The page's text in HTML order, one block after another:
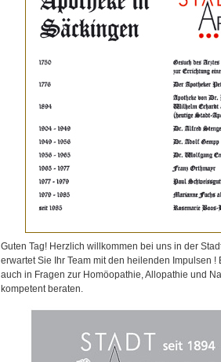
Guten Tag! Herzlich willkommen bei uns in der
erwartet Sie Ihr Team mit den heilenden Impulsen !
auch in Fragen zur Homöopathie, Allopathie und
kompetent beraten.